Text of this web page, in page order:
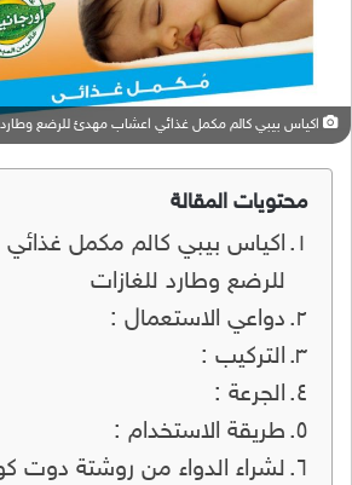
اكياس بيبي كالم مكمل غذائي اعشاب مهدئ للرضع وطارد
محتويات المقالة
اكياس بيبي كالم مكمل
للرضع وطارد للغازات
دواعي الاستعمال :
التركيب :
الجرعة :
طريقة الاستخدام :
لشراء الدواء من روشتة دوت